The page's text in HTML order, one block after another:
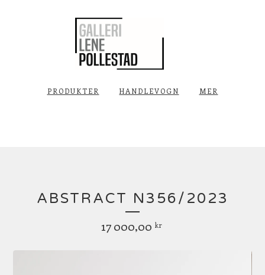
PRODUKTER HANDLEVOGN MER
ABSTRACT N356/2023
17 000,00 kr